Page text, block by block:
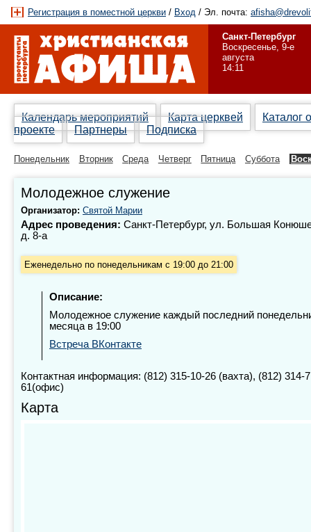
Регистрация в поместной церкви / Вход / Эл. почта:
Санкт-Петербург
Воскресенье, 9-е
августа
14:11
Календарь мероприятий Карта церквей
Каталог
проекте
Партнеры Подписка
Понедельник Вторник Среда Четверг Пятница Суббота
Молодежное служение
Организатор: Святой Марии
Адрес проведения: Санкт-Петербург, ул. Большая
д. 8-а
Еженедельно по понедельникам с 19:00 до 21:00
Описание:
Молодежное служение каждый последний
месяца в 19:00
Встреча ВКонтакте
Контактная информация: (812) 315-10-26 (вахта), (812) 314-
61(офис)
Карта